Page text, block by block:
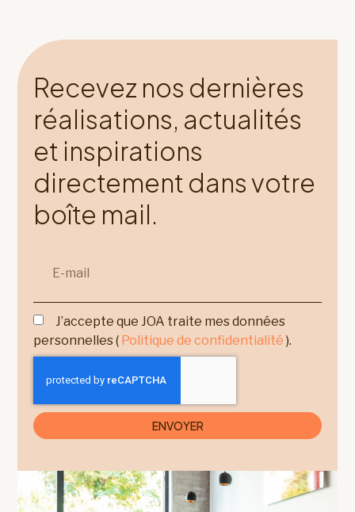
Recevez nos dernières
réalisations, actualités
et inspirations
directement dans votre
boîte mail.
J’accepte que JOA traite mes données
personnelles ( Politique de confidentialité ).
ENVOYER